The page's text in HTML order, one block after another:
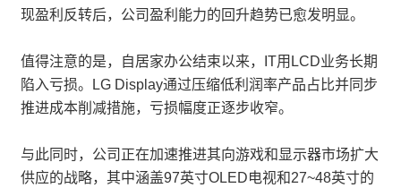
现盈利反转后，公司盈利能力的回升趋势已愈发明显。
值得注意的是，自居家办公结束以来，IT用LCD业务长期
陷入亏损。LG Display通过压缩低利润率产品占比并同步
推进成本削减措施，亏损幅度正逐步收窄。
与此同时，公司正在加速推进其向游戏和显示器市场扩大
供应的战略，其中涵盖97英寸OLED电视和27~48英寸的